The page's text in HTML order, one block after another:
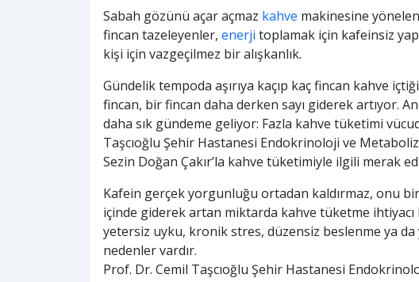
Sabah gözünü açar açmaz kahve makinesine
fincan tazeleyenler, enerji toplamak için kafeinsiz
kişi için vazgeçilmez bir alışkanlık.
Gündelik tempoda aşırıya kaçıp kaç fincan kahve
fincan, bir fincan daha derken sayı giderek artıyor.
daha sık gündeme geliyor: Fazla kahve tüketimi
Taşcıoğlu Şehir Hastanesi Endokrinoloji ve
Sezin Doğan Çakır’la kahve tüketimiyle ilgili merak
Kafein gerçek yorgunluğu ortadan kaldırmaz, onu
içinde giderek artan miktarda kahve tüketme
yetersiz uyku, kronik stres, düzensiz beslenme ya
nedenler vardır.
Prof. Dr. Cemil Taşcıoğlu Şehir Hastanesi